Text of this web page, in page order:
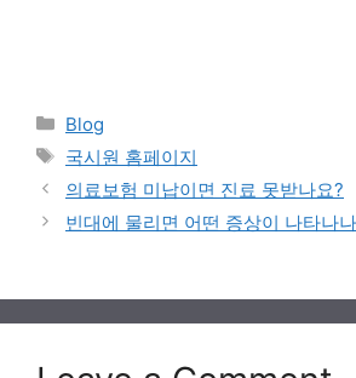
Categories
Blog
Tags
국시원 홈페이지
의료보험 미납이면 진료 못받나요?
빈대에 물리면 어떤 증상이 나타나